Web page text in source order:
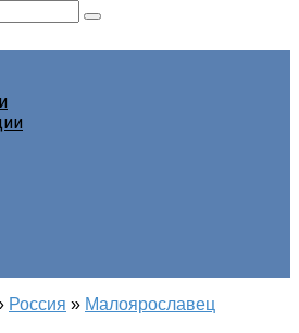
Россия » Малоярославец